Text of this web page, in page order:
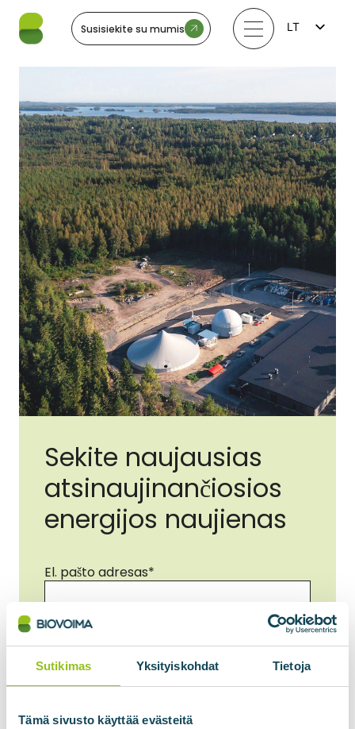
Sutikimas Yksityiskohdat Tietoja
Tämä sivusto käyttää evästeitä
Susisiekite su mumis
LT
SV
NO
Sekite naujausias
atsinaujinančiosios
energijos naujienas
El. pašto adresas*
Sutikimas
Sutinku, kad mano duomenys būtų
naudojami pagal privatumo politiką.
*